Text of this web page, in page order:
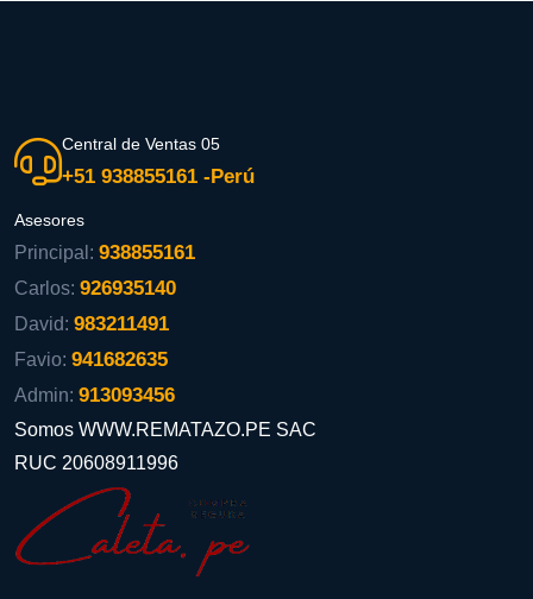
Central de Ventas 05
+51 938855161 -Perú
Asesores
Principal: 938855161
Carlos: 926935140
David: 983211491
Favio: 941682635
Admin: 913093456
Somos WWW.REMATAZO.PE SAC
RUC 20608911996